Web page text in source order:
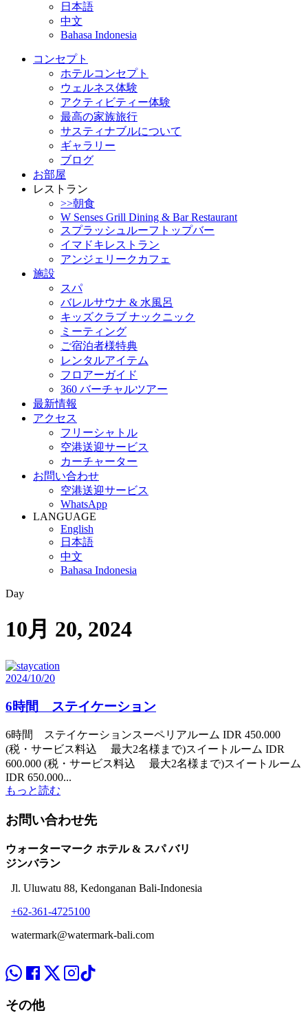
日本語
中文
Bahasa Indonesia
コンセプト
ホテルコンセプト
ウェルネス体験
アクティビティー体験
最高の家族旅行
サスティナブルについて
ギャラリー
ブログ
お部屋
レストラン
>>朝食
W Senses Grill Dining & Bar Restaurant
スプラッシュルーフトップバー
イマドキレストラン
アンジェリークカフェ
施設
スパ
バレルサウナ & 水風呂
キッズクラブ ナックニック
ミーティング
ご宿泊者様特典
レンタルアイテム
フロアーガイド
360 バーチャルツアー
最新情報
アクセス
フリーシャトル
空港送迎サービス
カーチャーター
お問い合わせ
空港送迎サービス
WhatsApp
LANGUAGE
English
日本語
中文
Bahasa Indonesia
Day
10月 20, 2024
2024/10/20
6時間 ステイケーション
6時間 ステイケーションスーペリアルーム IDR 450.000
(税・サービス料込 最大2名様まで)スイートルーム IDR
600.000 (税・サービス料込 最大2名様まで)スイートルーム
IDR 650.000...
もっと読む
お問い合わせ先
ウォーターマーク ホテル & スパ バリ
ジンバラン
Jl. Uluwatu 88, Kedonganan Bali-Indonesia
+62-361-4725100
watermark@watermark-bali.com
その他